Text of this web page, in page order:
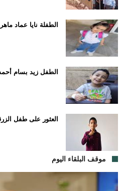
الطفلة نايا عماد
الطفل زيد بسام
العثور على طفل
موقف البلقاء اليوم